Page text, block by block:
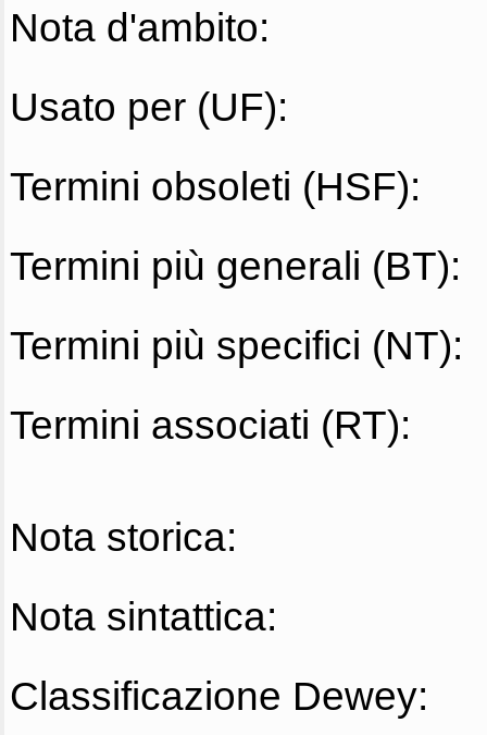
Nota d'ambito:
Usato per (UF):
Termini obsoleti (HSF):
Termini più generali (BT):
Termini più specifici (NT):
Termini associati (RT):
Nota storica:
Nota sintattica:
Classificazione Dewey: